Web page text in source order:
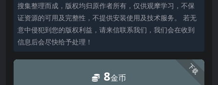
搜集整理而成，版权均归原作者所有，仅供观摩学习，不保
证资源的可用及完整性，不提供安装使用及技术服务。 若无
意中侵犯到您的版权利益，请来信联系我们，我们会在收到
信息后会尽快给予处理！
下载
8金币